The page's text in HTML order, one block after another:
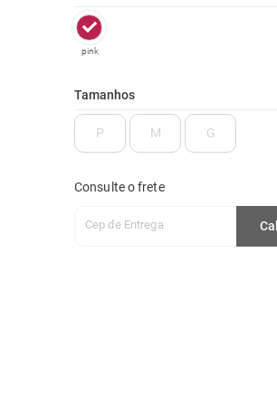
pink
Tamanhos
P M G
Consulte o frete
Cep de Entrega